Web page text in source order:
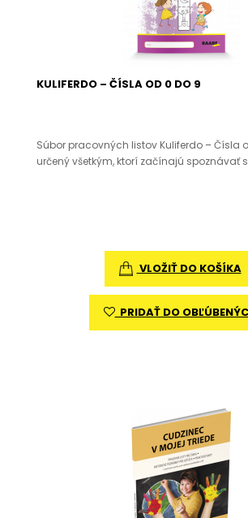
KULIFERDO – ČÍSLA OD 0 DO 9
Súbor pracovných listov Kuliferdo – Čísla
určený všetkým, ktorí začínajú spoznávať
VLOŽIŤ DO KOŠÍKA
PRIDAŤ DO